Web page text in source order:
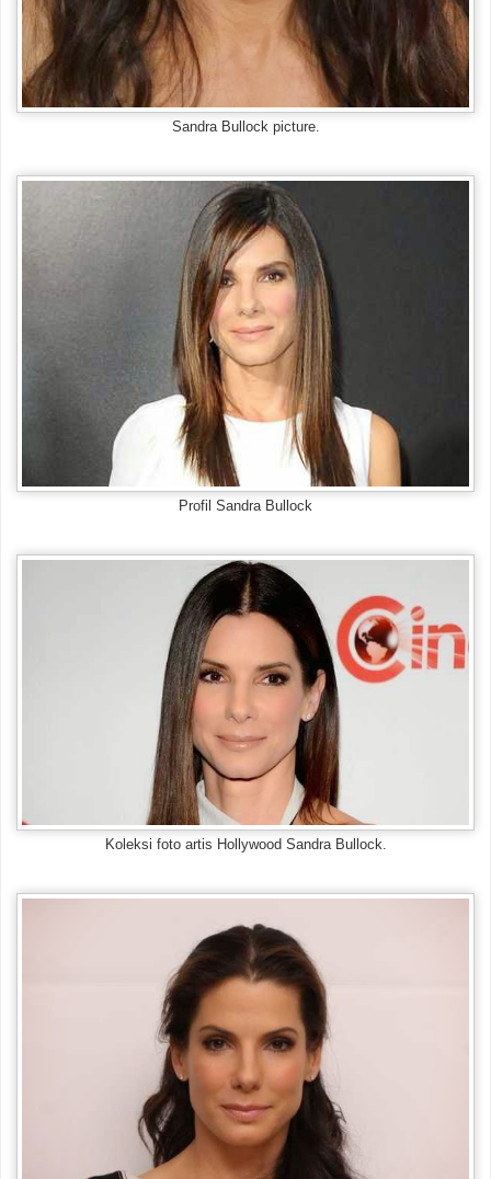
Sandra Bullock picture.
Profil Sandra Bullock
Koleksi foto artis Hollywood Sandra Bullock.